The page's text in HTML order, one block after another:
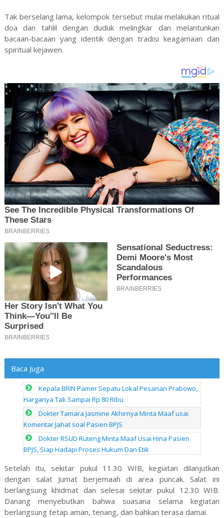
Tak berselang lama, kelompok tersebut mulai melakukan ritual
doa dan tahlil dengan duduk melingkar dan melantunkan
bacaan-bacaan yang identik dengan tradisi keagamaan dan
spiritual kejawen.
Baca Juga
Kepala BRIN Pamer Sepatu Lokal Pesanan Prabowo,
Harganya Tak Sampai Rp 80 Ribu
Dokter Tamara Jasmine Akhirnya Minta Maaf usai
Komentar Jahat soal Pasien BPJS
Dokter RSUD Ruteng Minta Maaf Usai Hina Pasien
BPJS, Siap Hadapi Proses Hukum Dan Etik
Setelah itu, sekitar pukul 11.30 WIB, kegiatan dilanjutkan
dengan salat Jumat berjemaah di area puncak. Salat ini
berlangsung khidmat dan selesai sekitar pukul 12.30 WIB.
Danang menyebutkan bahwa suasana selama kegiatan
berlangsung tetap aman, tenang, dan bahkan terasa damai.